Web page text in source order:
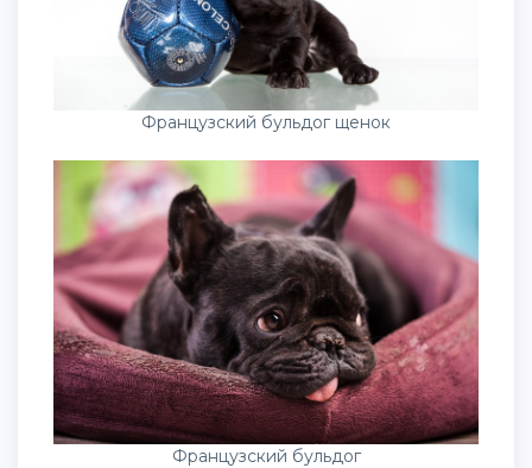
Французский бульдог щенок
Французский бульдог